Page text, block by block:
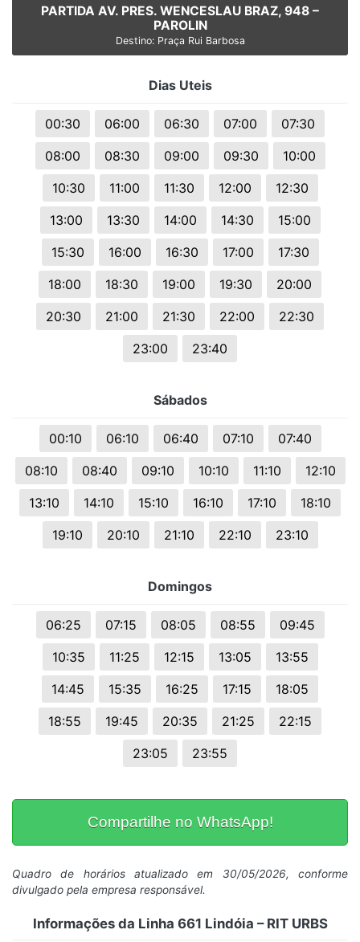
PARTIDA AV. PRES. WENCESLAU BRAZ, 948 –
PAROLIN
Destino: Praça Rui Barbosa
Dias Uteis
00:30 06:00 06:30 07:00
07:30
08:00
08:30 09:00 09:30
10:00
10:30
11:00 11:30 12:00
12:30
13:00
13:30 14:00 14:30
15:00
15:30
16:00 16:30 17:00
17:30
18:00
18:30 19:00 19:30
20:00
20:30
21:00 21:30 22:00
22:30
23:00
23:40
Sábados
00:10 06:10 06:40 07:10
07:40
08:10
08:40 09:10 10:10 11:10
12:10
13:10
14:10 15:10 16:10 17:10
18:10
19:10
20:10 21:10 22:10 23:10
Domingos
06:25 07:15 08:05 08:55
09:45
10:35
11:25 12:15 13:05
13:55
14:45
15:35 16:25 17:15
18:05
18:55
19:45 20:35 21:25
22:15
23:05
23:55
Compartilhe no WhatsApp!
Quadro de horários atualizado em 30/05/2026, conforme
divulgado pela empresa responsável.
Informações da Linha 661 Lindóia – RIT URBS